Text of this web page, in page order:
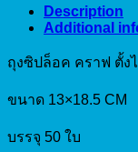
Description
Additional
ถุงซิปล็อค คราฟ ตั้ง
ขนาด 13×18.5 CM
บรรจุ 50 ใบ